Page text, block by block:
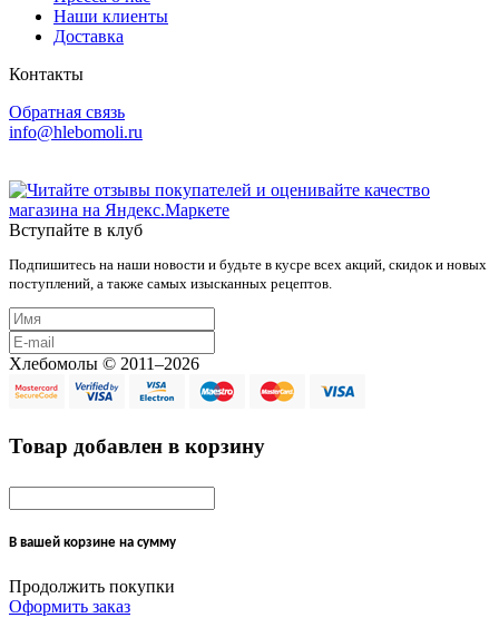
Наши клиенты
Доставка
Контакты
Обратная связь
info@hlebomoli.ru
Вступайте в клуб
Подпишитесь на наши новости и будьте в кусре всех акций, скидок и новых
поступлений, а также самых изысканных рецептов.
Хлебомолы © 2011–2026
Товар добавлен в корзину
В вашей корзине на сумму
Продолжить покупки
Оформить заказ